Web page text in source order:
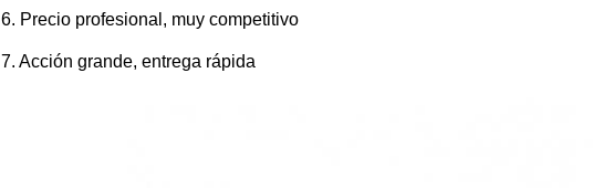
6. Precio profesional, muy competitivo
7. Acción grande, entrega rápida